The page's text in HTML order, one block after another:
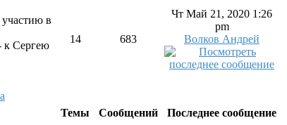
в
к Сергею
14 683
Чт Май 21, 2020 1:26
pm
Волков Андрей
Темы Сообщений
Последнее сообщение